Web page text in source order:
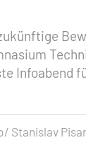
Infoabend
Stanislav